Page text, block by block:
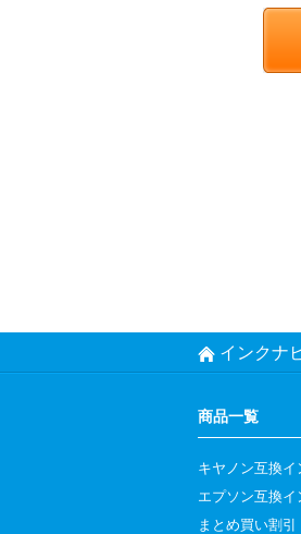
インクナ
商品一覧
キヤノン互換イ
エプソン互換イ
まとめ買い割引